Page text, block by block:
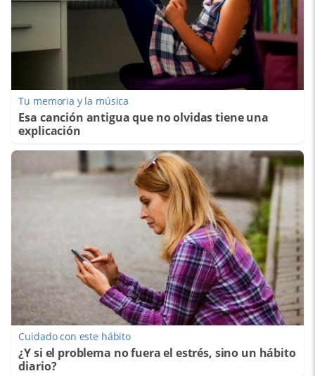
Tu memoria y la música
Esa canción antigua que no olvidas tiene una
explicación
Cuidado con este hábito
¿Y si el problema no fuera el estrés, sino un hábito
diario?